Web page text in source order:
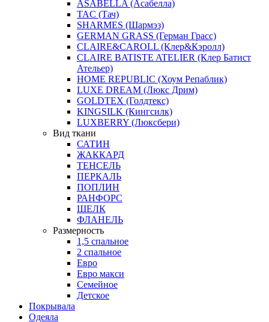
ASABELLA (Асабелла)
TAC (Тач)
SHARMES (Шармэз)
GERMAN GRASS (Герман Грасс)
CLAIRE&CAROLL (Клер&Кэролл)
CLAIRE BATISTE ATELIER (Клер Батист
Ательер)
HOME REPUBLIC (Хоум Репаблик)
LUXE DREAM (Люкс Дрим)
GOLDTEX (Голдтекс)
KINGSILK (Кингсилк)
LUXBERRY (Люксбери)
Вид ткани
САТИН
ЖАККАРД
ТЕНСЕЛЬ
ПЕРКАЛЬ
ПОПЛИН
РАНФОРС
ШЕЛК
ФЛАНЕЛЬ
Размерность
1,5 спальное
2 спальное
Евро
Евро макси
Семейное
Детское
Покрывала
Одеяла